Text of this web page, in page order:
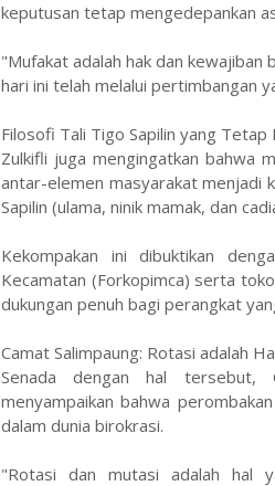
keputusan tetap mengedepankan
​"Mufakat adalah hak dan kewajiban
hari ini telah melalui pertimbangan
​Filosofi Tali Tigo Sapilin yang Tetap
​Zulkifli juga mengingatkan bahwa
antar-elemen masyarakat menjadi
Sapilin (ulama, ninik mamak, dan
​Kekompakan ini dibuktikan
Kecamatan (Forkopimca) serta
dukungan penuh bagi perangkat
​Camat Salimpaung: Rotasi adalah
​Senada dengan hal tersebut,
menyampaikan bahwa
dalam dunia birokrasi.
​"Rotasi dan mutasi adalah hal